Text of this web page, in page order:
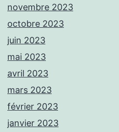
novembre 2023
octobre 2023
juin 2023
mai 2023
avril 2023
mars 2023
février 2023
janvier 2023